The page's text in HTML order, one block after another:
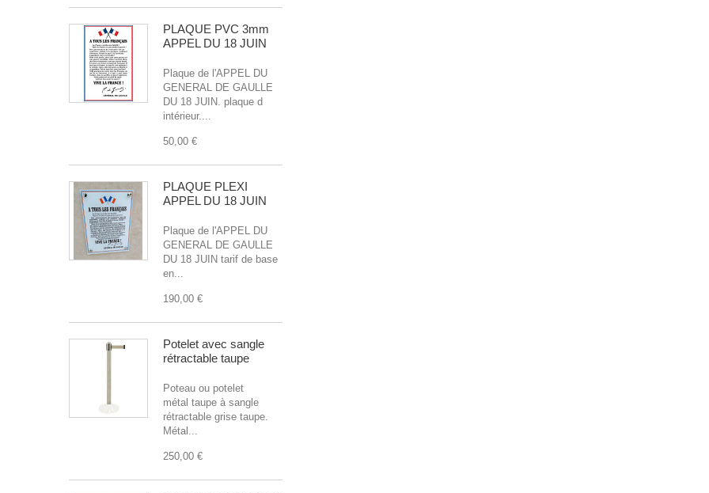
PLAQUE PVC 3mm
APPEL DU 18 JUIN
Plaque de l'APPEL DU
GENERAL DE GAULLE
DU 18 JUIN. plaque d
intérieur....
50,00 €
PLAQUE PLEXI
APPEL DU 18 JUIN
Plaque de l'APPEL DU
GENERAL DE GAULLE
DU 18 JUIN tarif de base
en...
190,00 €
Potelet avec sangle
rétractable taupe
Poteau ou potelet
métal taupe à sangle
rétractable grise taupe.
Métal...
250,00 €